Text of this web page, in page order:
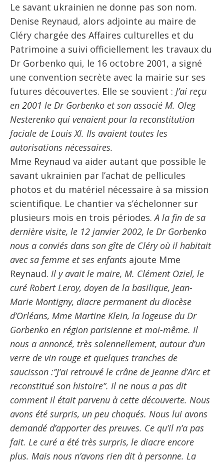
Le savant ukrainien ne donne pas son nom.
Denise Reynaud, alors adjointe au maire de
Cléry chargée des Affaires culturelles et du
Patrimoine a suivi officiellement les travaux du
Dr Gorbenko qui, le 16 octobre 2001, a signé
une convention secrète avec la mairie sur ses
futures découvertes. Elle se souvient : J’ai reçu
en 2001 le Dr Gorbenko et son associé M. Oleg
Nesterenko qui venaient pour la reconstitution
faciale de Louis XI. Ils avaient toutes les
autorisations nécessaires.
Mme Reynaud va aider autant que possible le
savant ukrainien par l’achat de pellicules
photos et du matériel nécessaire à sa mission
scientifique. Le chantier va s’échelonner sur
plusieurs mois en trois périodes.A la fin de sa
dernière visite, le 12 janvier 2002, le Dr Gorbenko
nous a conviés dans son gîte de Cléry où il habitait
avec sa femme et ses enfants ajoute Mme
Reynaud. Il y avait le maire, M. Clément Oziel, le
curé Robert Leroy, doyen de la basilique, Jean-
Marie Montigny, diacre permanent du diocèse
d’Orléans, Mme Martine Klein, la logeuse du Dr
Gorbenko en région parisienne et moi-même. Il
nous a annoncé, très solennellement, autour d’un
verre de vin rouge et quelques tranches de
saucisson :’’J’ai retrouvé le crâne de Jeanne d’Arc et
reconstitué son histoire’’. Il ne nous a pas dit
comment il était parvenu à cette découverte. Nous
avons été surpris, un peu choqués. Nous lui avons
demandé d’apporter des preuves. Ce qu’il n’a pas
fait. Le curé a été très surpris, le diacre encore
plus. Mais nous n’avons rien dit à personne. La